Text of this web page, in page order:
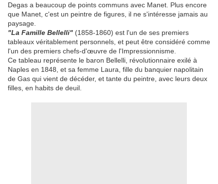
Degas a beaucoup de points communs avec Manet. Plus encore
que Manet, c'est un peintre de figures, il ne s'intéresse jamais au
paysage.
"La Famille Bellelli" (1858-1860) est l'un de ses premiers
tableaux véritablement personnels, et peut être considéré comme
l'un des premiers chefs-d'œuvre de l'Impressionnisme.
Ce tableau représente le baron Bellelli, révolutionnaire exilé à
Naples en 1848, et sa femme Laura, fille du banquier napolitain
de Gas qui vient de décéder, et tante du peintre, avec leurs deux
filles, en habits de deuil.